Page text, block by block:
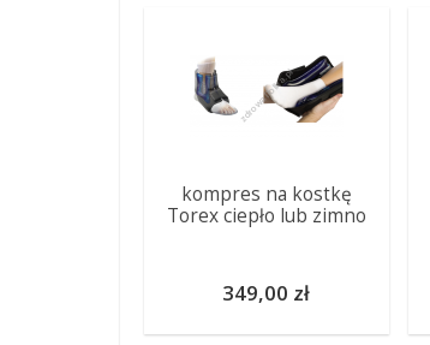
kompres na kostkę
Torex ciepło lub zimno
349,00 zł